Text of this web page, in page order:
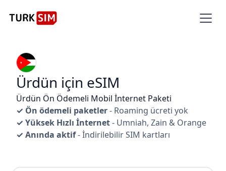
Ürdün için eSIM
Ürdün Ön Ödemeli Mobil İnternet Paketi
✓ Ön ödemeli paketler- Roaming ücreti yok
✓ Yüksek Hızlı İnternet- Umniah, Zain & Orange
✓ Anında aktif- İndirilebilir SIM kartları